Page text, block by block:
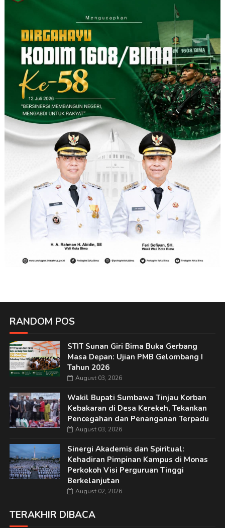
RANDOM POS
STIT Sunan Giri Bima Buka Gerbang
Masa Depan: Ujian PMB Gelombang I
Tahun 2026
August 03, 2026
Wakil Bupati Sumbawa Tinjau Korban
Kebakaran di Desa Kerekeh, Tekankan
Pencegahan dan Penanganan Terpadu
August 03, 2026
Sinergi Akademis dan Spiritual:
Kehadiran Pimpinan Kampus di Monas
Perkokoh Visi Perguruan Tinggi
Berkelanjutan
August 02, 2026
TERAKHIR DIBACA